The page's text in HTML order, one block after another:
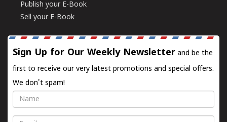
Publish your E-Book
Sell your E-Book
Sign Up for Our Weekly Newsletter and be the
first to receive our very latest promotions and special offers.
We don't spam!
Name